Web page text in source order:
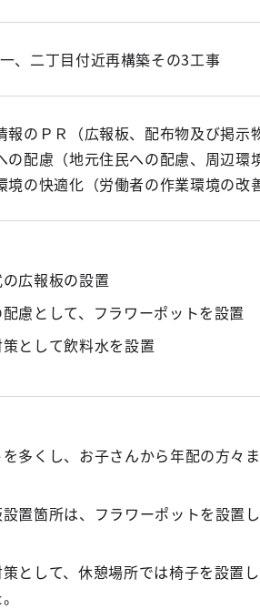
、二丁目付近再構築その3工事
報のＰＲ（広報板、配布物及び掲示
の配慮（地元住民への配慮、周辺環
境の快適化（労働者の作業環境の改善
広報板の設置
慮として、フラワーポットを設置
として飲料水を設置
多くし、お子さんから年配の方々
置箇所は、フラワーポットを設置
として、休憩場所では椅子を設置